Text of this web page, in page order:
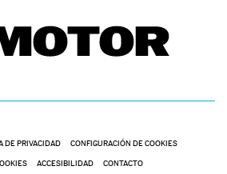
DE PRIVACIDAD CONFIGURACIÓN DE COOKIES
ACCESIBILIDAD CONTACTO